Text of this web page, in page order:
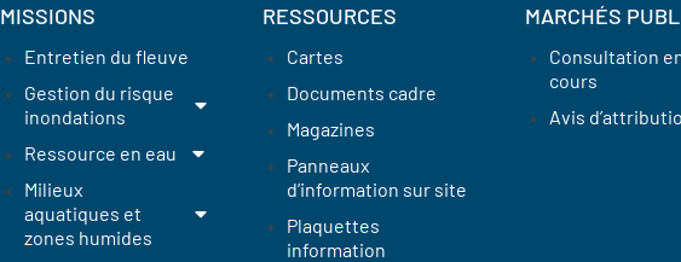
MISSIONS
Entretien du fleuve
Gestion du risque
inondations
Ressource en eau
Milieux
aquatiques et
zones humides
RESSOURCES
Cartes
Documents cadre
Magazines
Panneaux
d’information sur site
Plaquettes
information
MARCHÉS
Consultation
cours
Avis